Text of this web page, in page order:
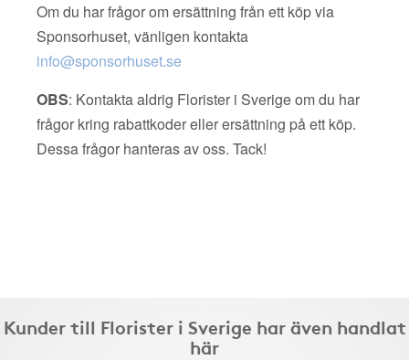
Om du har frågor om ersättning från ett köp via
Sponsorhuset, vänligen kontakta
info@sponsorhuset.se
OBS: Kontakta aldrig Florister i Sverige om du har
frågor kring rabattkoder eller ersättning på ett köp.
Dessa frågor hanteras av oss. Tack!
Kunder till Florister i Sverige har även handlat
här